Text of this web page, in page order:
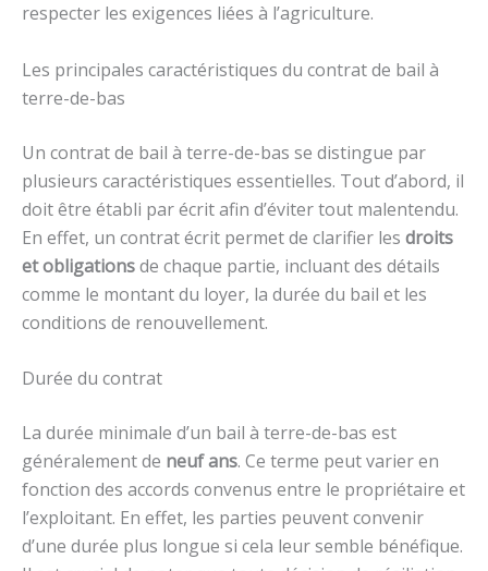
respecter les exigences liées à l’agriculture.
Les principales caractéristiques du contrat de bail à
terre-de-bas
Un contrat de bail à terre-de-bas se distingue par
plusieurs caractéristiques essentielles. Tout d’abord, il
doit être établi par écrit afin d’éviter tout malentendu.
En effet, un contrat écrit permet de clarifier les droits
et obligationsde chaque partie, incluant des détails
comme le montant du loyer, la durée du bail et les
conditions de renouvellement.
Durée du contrat
La durée minimale d’un bail à terre-de-bas est
généralement de neuf ans. Ce terme peut varier en
fonction des accords convenus entre le propriétaire et
l’exploitant. En effet, les parties peuvent convenir
d’une durée plus longue si cela leur semble bénéfique.